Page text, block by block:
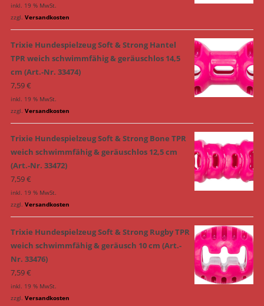
inkl. 19 % MwSt.
zzgl. Versandkosten
Trixie Hundespielzeug Soft & Strong Hantel
TPR weich schwimmfähig & geräuschlos 14,5
cm (Art.-Nr. 33474)
7,59€
inkl. 19 % MwSt.
zzgl. Versandkosten
Trixie Hundespielzeug Soft & Strong Bone TPR
weich schwimmfähig & geräuschlos 12,5 cm
(Art.-Nr. 33472)
7,59€
inkl. 19 % MwSt.
zzgl. Versandkosten
Trixie Hundespielzeug Soft & Strong Rugby TPR
weich schwimmfähig & geräusch 10 cm (Art.-
Nr. 33476)
7,59€
inkl. 19 % MwSt.
zzgl. Versandkosten